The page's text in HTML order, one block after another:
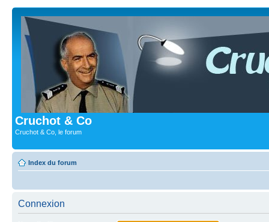
Cruchot & Co
Cruchot & Co, le forum
Index du forum
Connexion